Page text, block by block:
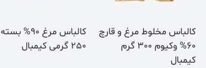
کالباس مخلوط مرغ و قارچ
60% وکیوم 300 گرم
کیمبال
کالباس مرغ 90% بسته
250 گرمی کیمبال